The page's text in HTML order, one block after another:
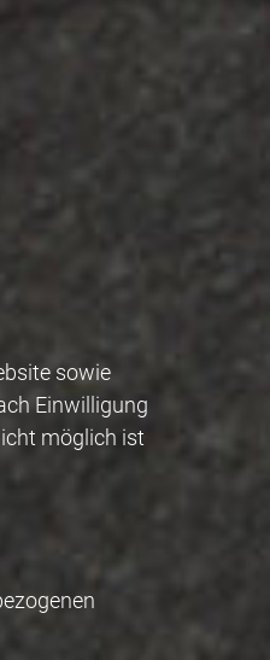
sowie
Einwilligung
möglich ist